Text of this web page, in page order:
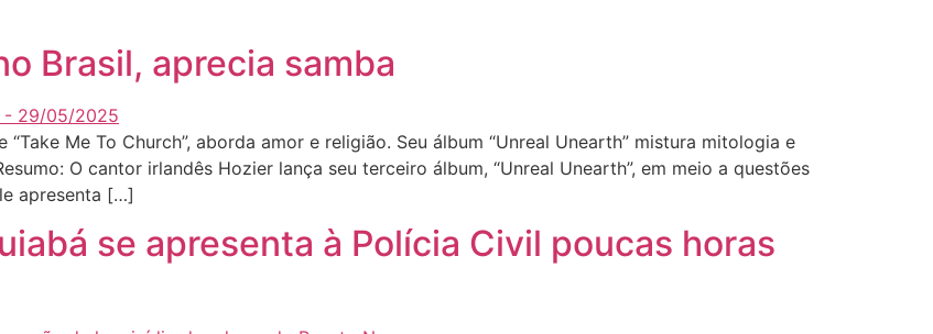
Brasil, aprecia samba
Me To Church”, aborda amor e religião. Seu álbum “Unreal Unearth” mistura mitologia e
O cantor irlandês Hozier lança seu terceiro álbum, “Unreal Unearth”, em meio a questões
apresenta […]
se apresenta à Polícia Civil poucas horas